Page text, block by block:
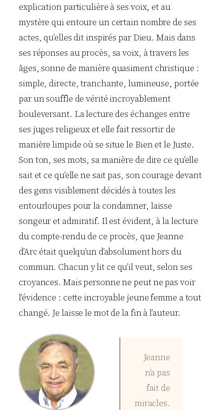
explication particulière à ses voix, et au
mystère qui entoure un certain nombre de ses
actes, qu’elles dit inspirés par Dieu. Mais dans
ses réponses au procès, sa voix, à travers les
âges, sonne de manière quasiment christique :
simple, directe, tranchante, lumineuse, portée
par un souffle de vérité incroyablement
bouleversant. La lecture des échanges entre
ses juges religieux et elle fait ressortir de
manière limpide où se situe le Bien et le Juste.
Son ton, ses mots, sa manière de dire ce qu’elle
sait et ce qu’elle ne sait pas, son courage devant
des gens visiblement décidés à toutes les
entourloupes pour la condamner, laisse
songeur et admiratif. Il est évident, à la lecture
du compte-rendu de ce procès, que Jeanne
d’Arc était quelqu’un d’absolument hors du
commun. Chacun y lit ce qu’il veut, selon ses
croyances. Mais personne ne peut ne pas voir
l’évidence : cette incroyable jeune femme a tout
changé. Je laisse le mot de la fin à l’auteur.
Jeanne
n’a pas
fait de
miracles.